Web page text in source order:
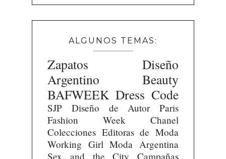
ALGUNOS TEMAS:
Zapatos
Diseño
Argentino
Beauty
BAFWEEK Dress Code
SJP Diseño de Autor
Paris
Fashion Week
Chanel
Colecciones Editoras de Moda
Working Girl Moda Argentina
Sex and the City
Campañas